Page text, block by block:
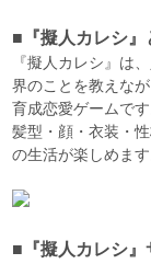
■『擬人カレシ』
『擬人カレシ』は
界のことを教えな
育成恋愛ゲームです
髪型・顔・衣装・
の生活が楽しめます
■『擬人カレシ』